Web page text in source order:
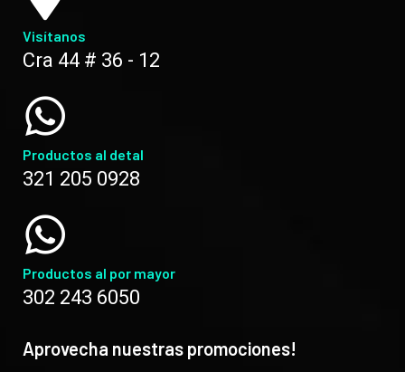
Visítanos
Cra 44 # 36 - 12
Productos al detal
321 205 0928
Productos al por mayor
302 243 6050
Aprovecha nuestras promociones!